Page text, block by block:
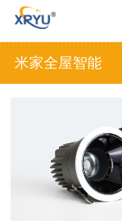
米家全屋智能